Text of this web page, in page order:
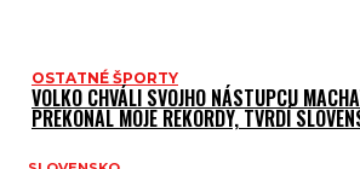
OSTATNÉ ŠPORTY
VOLKO CHVÁLI SVOJHO NÁSTUPCU
PREKONAL MOJE REKORDY, TVRDÍ